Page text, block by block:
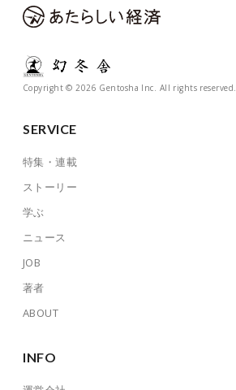
Copyright © 2026 Gentosha Inc. All rights reserved.
SERVICE
特集・連載
ストーリー
学ぶ
ニュース
JOB
著者
ABOUT
INFO